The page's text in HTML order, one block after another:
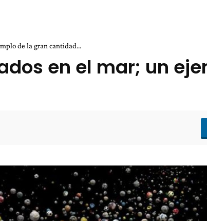
de la gran cantidad...
en el mar; un